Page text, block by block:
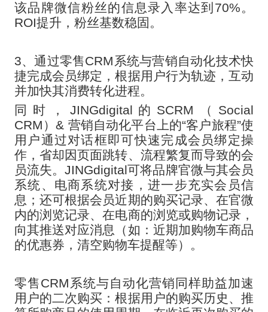
该品牌微信粉丝的信息录入率达到70%。
ROI提升，粉丝基数稳固。
3、通过零售CRM系统与营销自动化技术快
捷完成会员绑定，根据用户行为轨迹，互动
并加快其消费转化进程。
同时， JINGdigital的SCRM（Social
CRM）& 营销自动化平台上的“客户旅程”使
用户通过对话框即可快速完成会员绑定操
作，省却因页面跳转、流程繁复而导致的会
员流失。JINGdigital可将品牌官微与其会员
系统、电商系统对接，进一步充实会员信
息；还可根据会员近期的购买记录、在官微
内的浏览记录、在电商的浏览或购物记录，
向其推送对应消息（如：近期加购物车商品
的优惠券，清空购物车提醒等）。
零售CRM系统与自动化营销同样助益加速
用户的二次购买：根据用户的购买历史、推